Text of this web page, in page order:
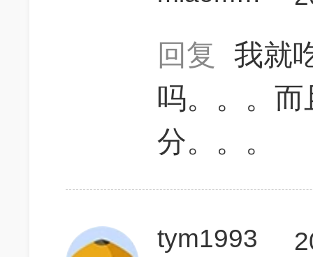
回复
我就
吗。。。
分。。。
tym1993